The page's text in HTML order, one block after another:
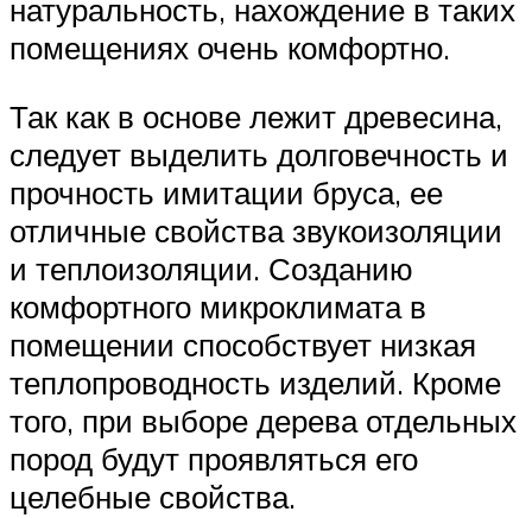
натуральность, нахождение в таких
помещениях очень комфортно.
Так как в основе лежит древесина,
следует выделить долговечность и
прочность имитации бруса, ее
отличные свойства звукоизоляции
и теплоизоляции. Созданию
комфортного микроклимата в
помещении способствует низкая
теплопроводность изделий. Кроме
того, при выборе дерева отдельных
пород будут проявляться его
целебные свойства.